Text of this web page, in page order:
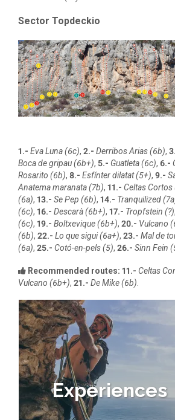
Sector Topdeckio
1.- Eva Luna (6c), 2.- Derribos Arias (6b),
Boca de gripau (6b+), 5.- Guatleta (6c), 6.-
Rosarito (6b), 8.- Esfínter dilatat (5+), 9.-
Anatema maranata (7b), 11.- Celtas Cortos
(6a), 13.- Se Pep (6b), 14.- Tranquilized
(6c), 16.- Descarà (6b+), 17.- Tropfstein (?),
(6c), 19.- Boltxevique (6b+), 20.- Vulcano
(6b), 22.- Lo que sigui (6a+), 23.- Mal de
(6a), 25.- Cotó-en-pels (5), 26.- Sinn Fein
Recommended routes: 11.- Celtas
Vulcano (6b+), 21.- De Mike (6b)
Experiences